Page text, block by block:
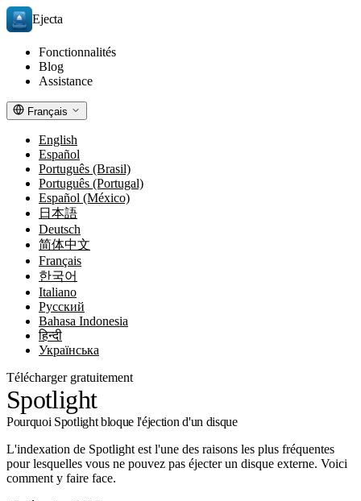
Ejecta
Fonctionnalités
Blog
Assistance
Français
English
Español
Português (Brasil)
Português (Portugal)
Español (México)
日本語
Deutsch
简体中文
Français
한국어
Italiano
Русский
Bahasa Indonesia
हिन्दी
Українська
Télécharger gratuitement
Spotlight
Pourquoi Spotlight bloque l'éjection d'un disque
L'indexation de Spotlight est l'une des raisons les plus fréquentes
pour lesquelles vous ne pouvez pas éjecter un disque externe. Voici
comment y faire face.